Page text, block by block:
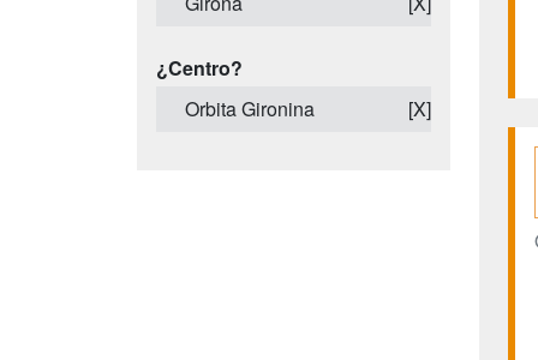
¿Centro?
Orbita Gironina
[X]